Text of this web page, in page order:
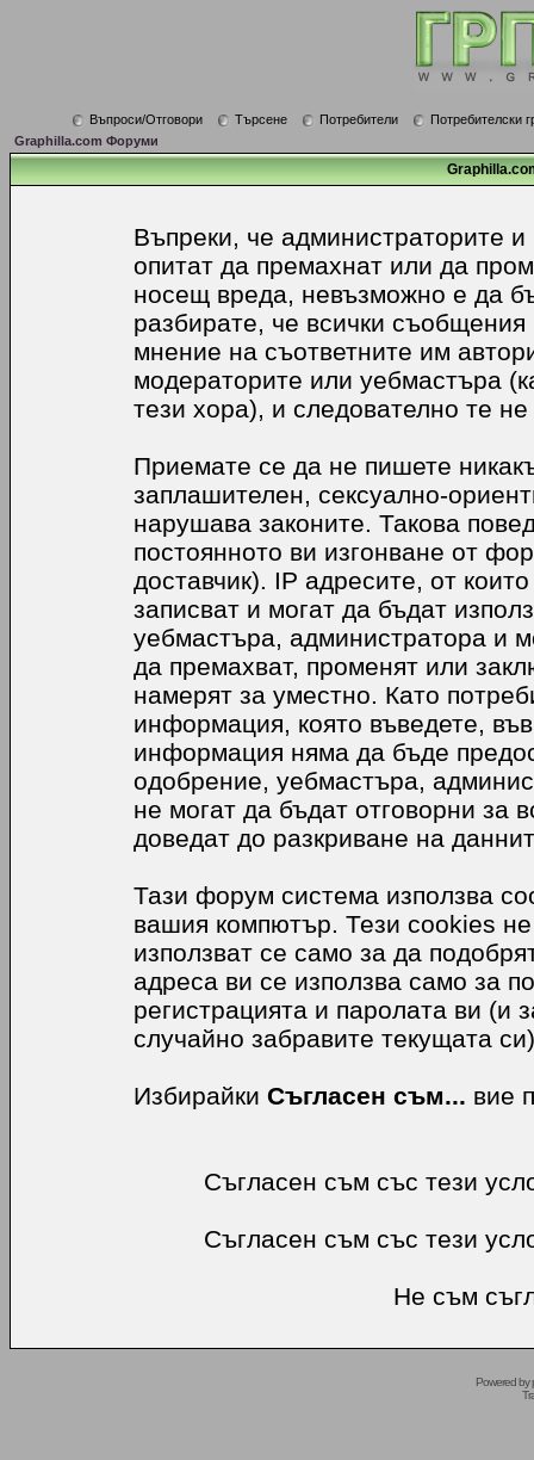
Въпроси/Отговори Търсене Потребители
Потребителски
Graphilla.com Форуми
Въпреки, че администраторите
опитат да премахнат или да
носещ вреда, невъзможно е да
разбирате, че всички
мнение на съответните им
модераторите или уебмастъра
тези хора), и следователно те не
Приемате се да не пишете
заплашителен, сексуално-
нарушава законите. Такова
постоянното ви изгонване от
доставчик). IP адресите, от
записват и могат да бъдат
уебмастъра, администратора и
да премахват, променят или
намерят за уместно. Като
информация, която въведете,
информация няма да бъде
одобрение, уебмастъра,
не могат да бъдат отговорни за
доведат до разкриване на
Тази форум система използва
вашия компютър. Тези cookies
използват се само за да
адреса ви се използва само за
регистрацията и паролата ви (и
случайно забравите текущата
Избирайки Съгласен съм... вие
Съгласен съм със тези
Съгласен съм със тези
Не съм
Powered by